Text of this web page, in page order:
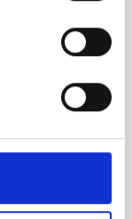
planetary
into the early
planetary
probably
Over
often